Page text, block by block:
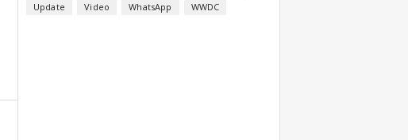
Update
Video WhatsApp WWDC